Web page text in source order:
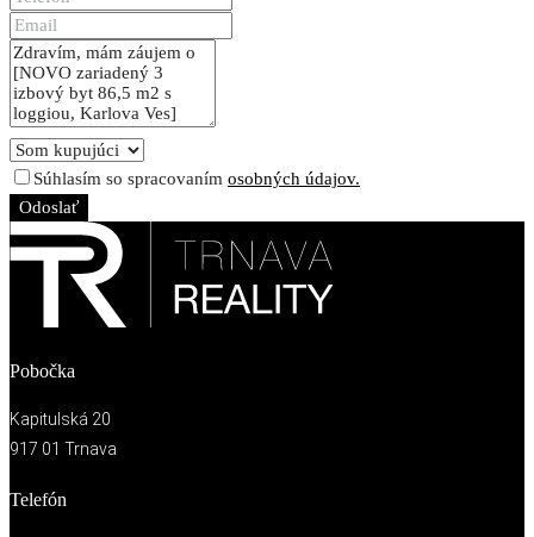
Súhlasím so spracovaním osobných údajov.
Odoslať
Pobočka
Kapitulská 20
917 01 Trnava
Telefón